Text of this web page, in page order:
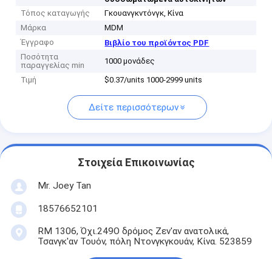
Τόπος καταγωγής
Γκουανγκντόνγκ, Κίνα
Μάρκα
MDM
Έγγραφο
Βιβλίο του προϊόντος PDF
Ποσότητα
παραγγελίας min
1000 μονάδες
Τιμή $0.37/units 1000-2999 units
Δείτε περισσότερων
Στοιχεία Επικοινωνίας
Mr. Joey Tan
18576652101
RM 1306, Όχι.249Ο δρόμος Ζεν'αν ανατολικά,
Τσανγκ'αν Τουόν, πόλη Ντονγκγκουάν, Κίνα. 523859